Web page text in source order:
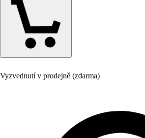
Vyzvednutí v prodejně (zdarma)